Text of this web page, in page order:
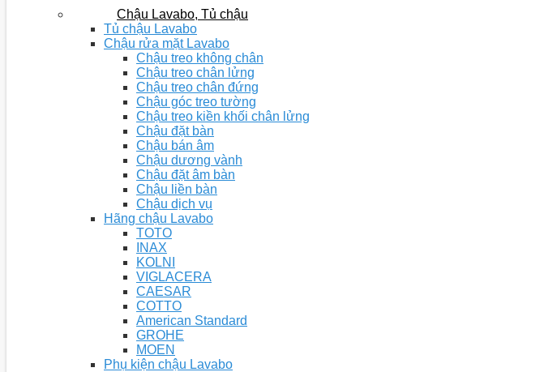
Chậu Lavabo, Tủ chậu
Tủ chậu Lavabo
Chậu rửa mặt Lavabo
Chậu treo không chân
Chậu treo chân lửng
Chậu treo chân đứng
Chậu góc treo tường
Chậu treo kiền khối chân lửng
Chậu đặt bàn
Chậu bán âm
Chậu dương vành
Chậu đặt âm bàn
Chậu liền bàn
Chậu dịch vụ
Hãng chậu Lavabo
TOTO
INAX
KOLNI
VIGLACERA
CAESAR
COTTO
American Standard
GROHE
MOEN
Phụ kiện chậu Lavabo